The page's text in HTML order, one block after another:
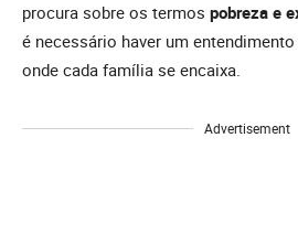
procura sobre os termos pobreza e
é necessário haver um
onde cada família se encaixa.
Advertisement